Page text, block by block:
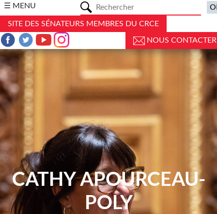
☰ MENU
SITE DES SÉNATEURS MEMBRES DU CRCE
NOUS CONTACTER
CATHY APOURCEAU-
POLY